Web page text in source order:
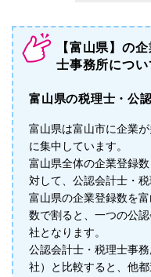
【富山県】の
士事務所につい
富山県の税理士・公
富山県は富山市に企業
に集中しています。
富山県全体の企業登録
対して、公認会計士・
富山県の企業登録数を
数で割ると、一つの公
社となります。
公認会計士・税理士事
社）と比較すると、他